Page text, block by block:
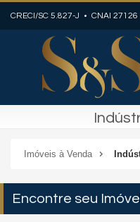
CRECI/SC 5.827-J • CNAI 27126
Imóveis à Venda
Encontre seu Imóvel